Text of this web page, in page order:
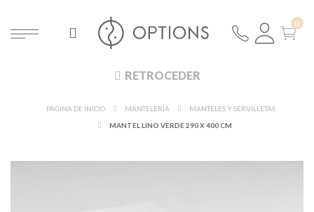
RETROCEDER
PÁGINA DE INICIO MANTELERÍA
MANTELES Y SERVILLETAS
MANTEL LINO VERDE 290 X 400 CM